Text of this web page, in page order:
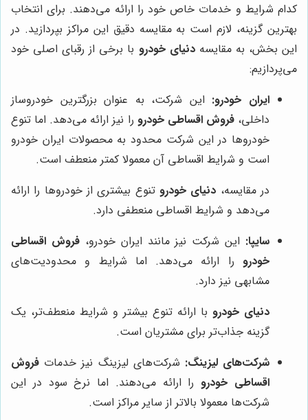
کدام شرایط و خدمات خاص خود را ارائه می‌دهند. برای انتخاب
بهترین گزینه، لازم است به مقایسه دقیق این مراکز بپردازید. در
این بخش، به مقایسهدنیای خودرو با برخی از رقبای اصلی خود
می‌پردازیم:
ایران خودرو: این شرکت، به عنوان بزرگترین خودروساز
داخلی،فروش اقساطی خودرو را نیز ارائه می‌دهد. اما تنوع
خودروها در این شرکت محدود به محصولات ایران خودرو
است و شرایط اقساطی آن معمولا کمتر منعطف است.
در مقایسه، دنیای خودرو تنوع بیشتری از خودروها را ارائه
می‌دهد و شرایط اقساطی منعطفی دارد.
سایپا: این شرکت نیز مانند ایران خودرو،فروش اقساطی
خودرو را ارائه می‌دهد. اما شرایط و محدودیت‌های
مشابهی نیز دارد.
دنیای خودرو با ارائه تنوع بیشتر و شرایط منعطف‌تر، یک
گزینه جذاب‌تر برای مشتریان است.
شرکت‌های لیزینگ: شرکت‌های لیزینگ نیز خدمات فروش
اقساطی خودرورا ارائه می‌دهند. اما نرخ سود در این
شرکت‌ها معمولا بالاتر از سایر مراکز است.